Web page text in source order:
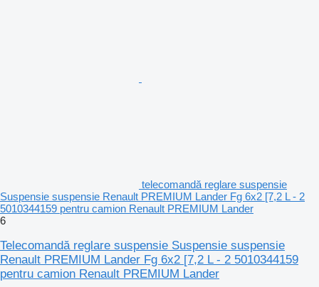
telecomandă reglare suspensie
Suspensie suspensie Renault PREMIUM Lander Fg 6x2 [7,2 L - 2
5010344159 pentru camion Renault PREMIUM Lander
6
Telecomandă reglare suspensie Suspensie suspensie
Renault PREMIUM Lander Fg 6x2 [7,2 L - 2 5010344159
pentru camion Renault PREMIUM Lander